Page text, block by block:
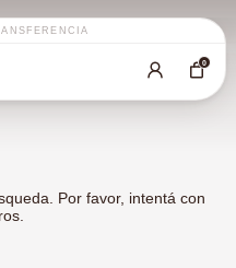
0
Por favor, intentá con